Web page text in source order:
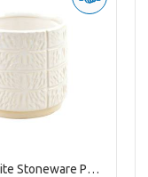
A. Celine White Stoneware Pot ES10,5